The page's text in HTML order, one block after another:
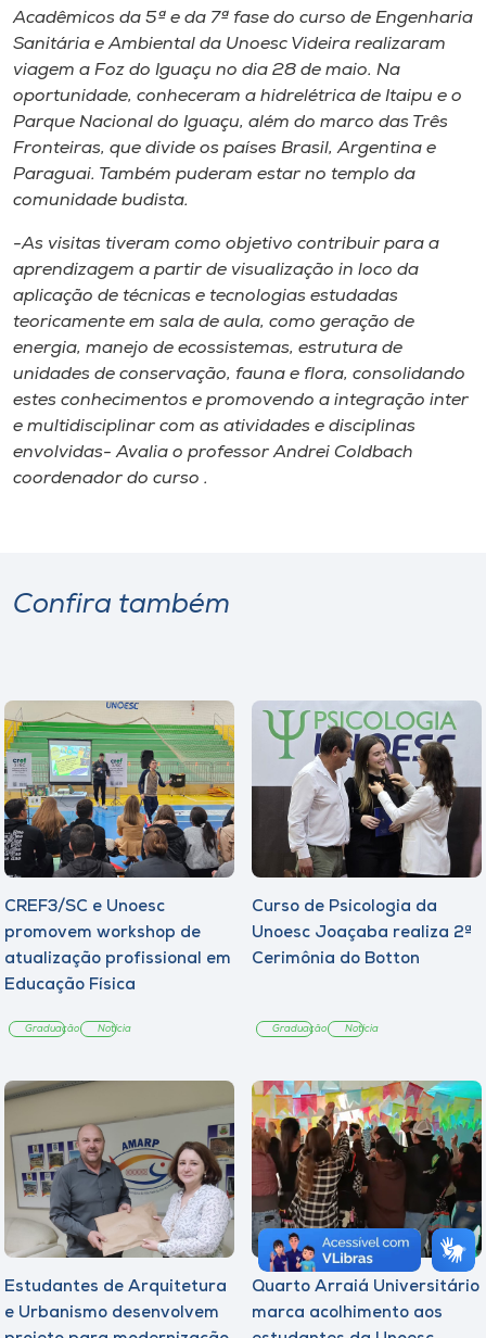
Cultura
CPA
Biblioteca
Editora
Rádio
Museu
Unoesc
Store
A-
Acadêmicos da 5ª e da 7ª fase do curso de Engenharia
Sanitária e Ambiental da Unoesc Videira realizaram
viagem a Foz do Iguaçu no dia 28 de maio. Na
oportunidade, conheceram a hidrelétrica de Itaipu e o
Parque Nacional do Iguaçu, além do marco das Três
Fronteiras, que divide os países Brasil, Argentina e
Paraguai. Também puderam estar no templo da
comunidade budista.
-As visitas tiveram como objetivo contribuir para a
aprendizagem a partir de visualização in loco da
aplicação de técnicas e tecnologias estudadas
teoricamente em sala de aula, como geração de
energia, manejo de ecossistemas, estrutura de
unidades de conservação, fauna e flora, consolidando
estes conhecimentos e promovendo a integração inter
e multidisciplinar com as atividades e disciplinas
envolvidas- Avalia o professor Andrei Coldbach
coordenador do curso .
Confira também
CREF3/SC e Unoesc
promovem workshop de
atualização profissional em
Educação Física
Graduação Notícia
Curso de Psicologia da
Unoesc Joaçaba realiza 2ª
Cerimônia do Botton
Graduação Notícia
Estudantes de Arquitetura
e Urbanismo desenvolvem
Quarto Arraiá Universitário
marca acolhimento aos